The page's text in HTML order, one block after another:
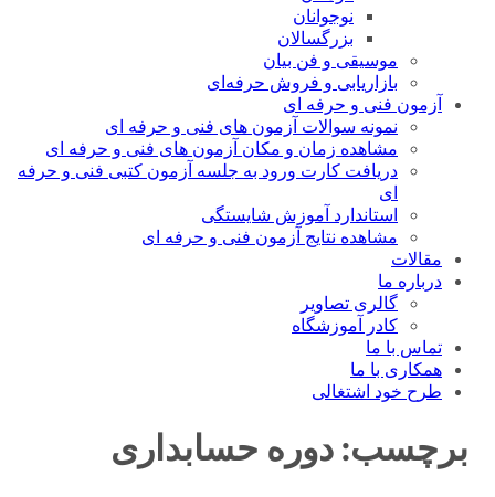
نوجوانان
بزرگسالان
موسیقی و فن بیان
بازاریابی و فروش حرفه‌ای
آزمون فنی و حرفه ای
نمونه سوالات آزمون های فنی و حرفه ای
مشاهده زمان و مکان آزمون های فنی و حرفه ای
دریافت کارت ورود به جلسه آزمون کتبی فنی و حرفه
ای
استاندارد آموزش شایستگی
مشاهده نتایج آزمون فنی و حرفه ای
مقالات
درباره ما
گالری تصاویر
کادر آموزشگاه
تماس با ما
همکاری با ما
طرح خود اشتغالی
برچسب: دوره حسابداری